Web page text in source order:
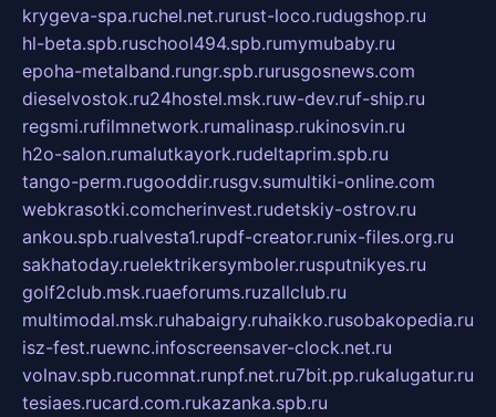
krygeva-spa.ruchel.net.rurust-loco.rudugshop.ru
hl-beta.spb.ruschool494.spb.rumymubaby.ru
epoha-metalband.rungr.spb.rurusgosnews.com
dieselvostok.ru24hostel.msk.ruw-dev.ruf-ship.ru
regsmi.rufilmnetwork.rumalinasp.rukinosvin.ru
h2o-salon.rumalutkayork.rudeltaprim.spb.ru
tango-perm.rugooddir.rusgv.sumultiki-online.com
webkrasotki.comcherinvest.rudetskiy-ostrov.ru
ankou.spb.rualvesta1.rupdf-creator.runix-files.org.ru
sakhatoday.ruelektrikersymboler.rusputnikyes.ru
golf2club.msk.ruaeforums.ruzallclub.ru
multimodal.msk.ruhabaigry.ruhaikko.rusobakopedia.ru
isz-fest.ruewnc.infoscreensaver-clock.net.ru
volnav.spb.rucomnat.runpf.net.ru7bit.pp.rukalugatur.ru
tesiaes.rucard.com.rukazanka.spb.ru